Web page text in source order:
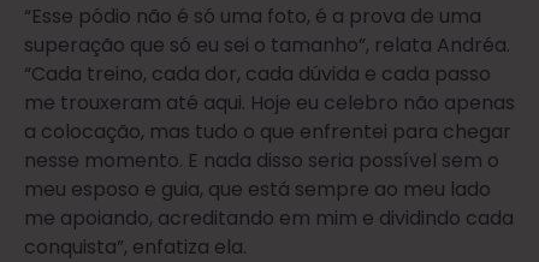
“Esse pódio não é só uma foto, é a prova de uma
superação que só eu sei o tamanho”, relata Andréa.
“Cada treino, cada dor, cada dúvida e cada passo
me trouxeram até aqui. Hoje eu celebro não apenas
a colocação, mas tudo o que enfrentei para chegar
nesse momento. E nada disso seria possível sem o
meu esposo e guia, que está sempre ao meu lado
me apoiando, acreditando em mim e dividindo cada
conquista”, enfatiza ela.